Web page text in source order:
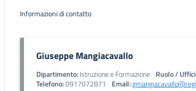
Informazioni di contatto
Giuseppe Mangiacavallo
Dipartimento:Istruzione e Formazione Ruolo /
Telefono:0917072871 Email: